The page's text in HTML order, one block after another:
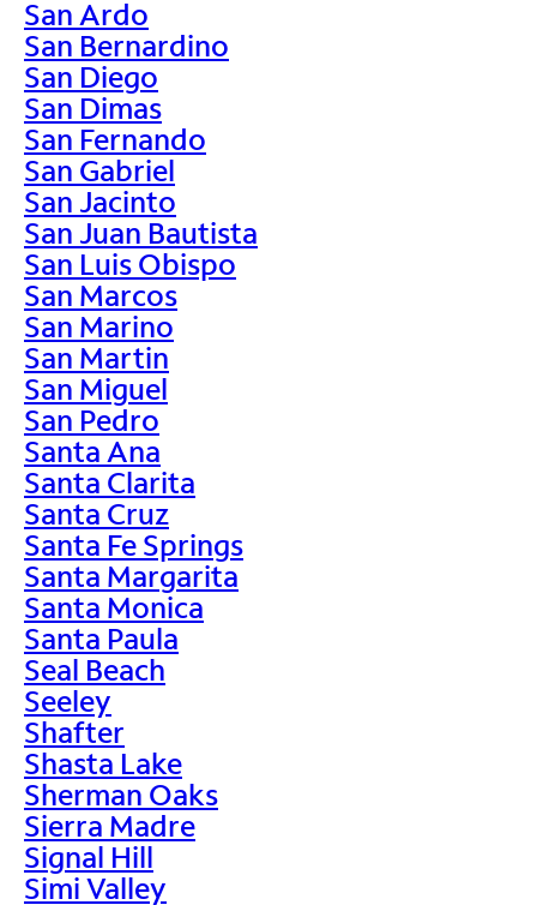
San Ardo
San Bernardino
San Diego
San Dimas
San Fernando
San Gabriel
San Jacinto
San Juan Bautista
San Luis Obispo
San Marcos
San Marino
San Martin
San Miguel
San Pedro
Santa Ana
Santa Clarita
Santa Cruz
Santa Fe Springs
Santa Margarita
Santa Monica
Santa Paula
Seal Beach
Seeley
Shafter
Shasta Lake
Sherman Oaks
Sierra Madre
Signal Hill
Simi Valley